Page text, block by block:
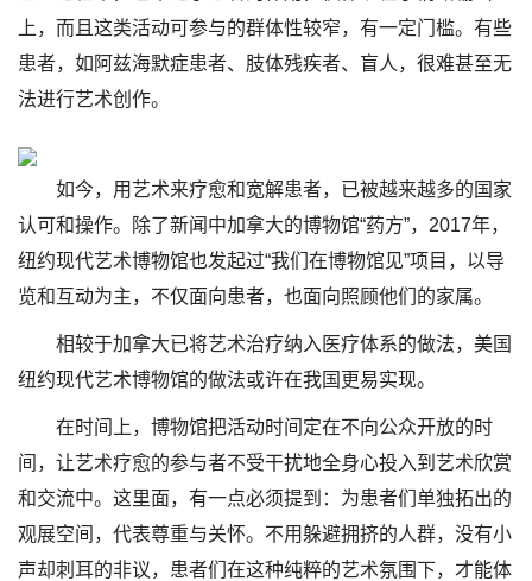
上，而且这类活动可参与的群体性较窄，有一定门槛。有些
患者，如阿兹海默症患者、肢体残疾者、盲人，很难甚至无
法进行艺术创作。
如今，用艺术来疗愈和宽解患者，已被越来越多的国家
认可和操作。除了新闻中加拿大的博物馆“药方”，2017年，
纽约现代艺术博物馆也发起过“我们在博物馆见”项目，以导
览和互动为主，不仅面向患者，也面向照顾他们的家属。
相较于加拿大已将艺术治疗纳入医疗体系的做法，美国
纽约现代艺术博物馆的做法或许在我国更易实现。
在时间上，博物馆把活动时间定在不向公众开放的时
间，让艺术疗愈的参与者不受干扰地全身心投入到艺术欣赏
和交流中。这里面，有一点必须提到：为患者们单独拓出的
观展空间，代表尊重与关怀。不用躲避拥挤的人群，没有小
声却刺耳的非议，患者们在这种纯粹的艺术氛围下，才能体